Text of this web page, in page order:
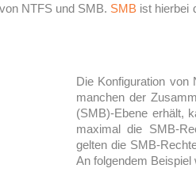
NTFS und SMB. SMB ist hierbei
Die Konfiguration von
manchen der
(SMB)-Ebene erhält,
maximal die SMB-
gelten die SMB-
An folgendem